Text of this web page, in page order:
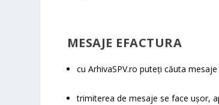
MESAJE EFACTURA
cu ArhivaSPV.ro puteți căuta
trimiterea de mesaje se face ușor,